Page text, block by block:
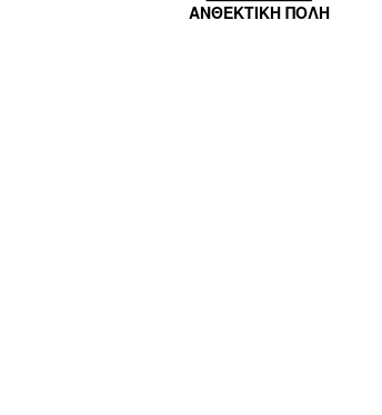
ΑΝΘΕΚΤΙΚΗ ΠΟΛΗ